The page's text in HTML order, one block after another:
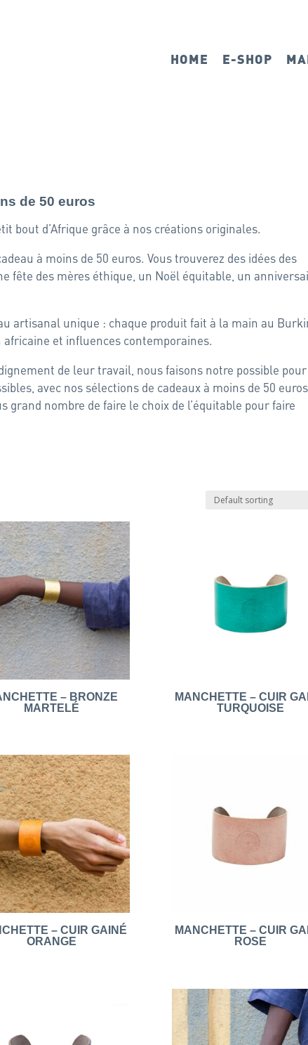
HOME E-SHOP
de 50 euros
bout d’Afrique grâce à nos créations originales.
à moins de 50 euros. Vous trouverez des idées des
fête des mères éthique, un Noël équitable, un
artisanal unique : chaque produit fait à la main au
et influences contemporaines.
de leur travail, nous faisons notre possible pour
avec nos sélections de cadeaux à moins de 50
grand nombre de faire le choix de l’équitable pour faire
– BRONZE
MARTELÉ
MANCHETTE – CUIR
TURQUOISE
– CUIR GAINÉ
ORANGE
MANCHETTE – CUIR
ROSE